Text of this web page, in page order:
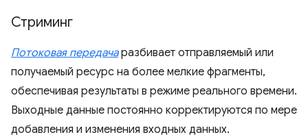
Стриминг
Потоковая передачаразбивает отправляемый или
получаемый ресурс на более мелкие фрагменты,
обеспечивая результаты в режиме реального времени.
Выходные данные постоянно корректируются по мере
добавления и изменения входных данных.